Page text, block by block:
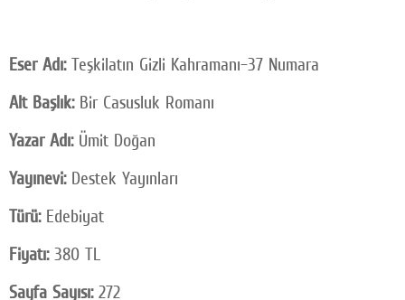
Eser Adı: Teşkilatın Gizli Kahramanı–37 Numara
Alt Başlık: Bir Casusluk Romanı
Yazar Adı: Ümit Doğan
Yayınevi:Destek Yayınları
Türü: Edebiyat
Fiyatı:380 TL
Sayfa Sayısı: 272